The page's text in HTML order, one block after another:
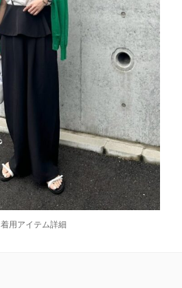
着用アイテム詳細